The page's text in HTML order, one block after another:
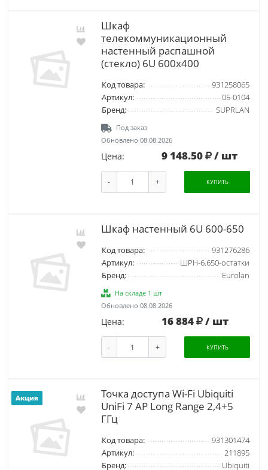
Шкаф
телекоммуникационный
настенный распашной
(стекло) 6U 600х400
Код товара:
931258065
Артикул:
05-0104
Бренд:
SUPRLAN
Под заказ
Обновлено 08.08.2026
Цена: 9 148.50 / шт
- + КУПИТЬ
Шкаф настенный 6U 600-650
Код товара:
931276286
Артикул:
ШРН-6.650-остатки
Бренд:
Eurolan
На складе 1 шт
Обновлено 08.08.2026
Цена: 16 884 / шт
- + КУПИТЬ
Акция
Точка доступа Wi-Fi Ubiquiti
UniFi 7 AP Long Range 2,4+5
ГГц
Код товара:
931301474
Артикул:
211895
Бренд:
Ubiquiti